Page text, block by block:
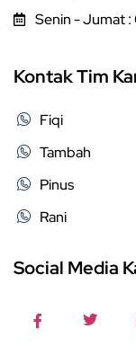
Senin - Jumat
Kontak Tim
Fiqi
Tambah
Pinus
Rani
Social Media